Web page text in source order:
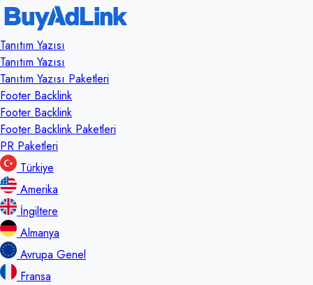
Tanıtım Yazısı
Tanıtım Yazısı
Tanıtım Yazısı Paketleri
Footer Backlink
Footer Backlink
Footer Backlink Paketleri
PR Paketleri
Türkiye
Amerika
İngiltere
Almanya
Avrupa Genel
Fransa